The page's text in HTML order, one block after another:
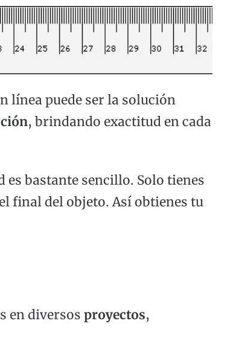
línea puede ser la solución
, brindando exactitud en cada
es bastante sencillo. Solo tienes
final del objeto. Así obtienes tu
en diversos proyectos,